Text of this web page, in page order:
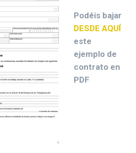
Podéis bajar
DESDE AQUÍ
este
ejemplo de
contrato en
PDF